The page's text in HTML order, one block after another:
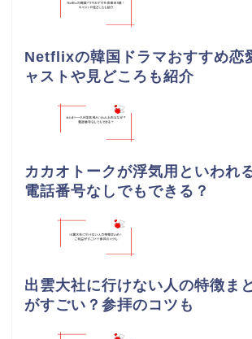
Netflixの韓国ドラマおすすめ恋
ャストや見どころも紹介
カカオトークが浮気用といわれ
電話番号なしでもできる？
出雲大社に行けない人の特徴ま
がすごい？参拝のコツも